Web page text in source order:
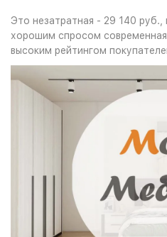
Это незатратная - 29 140
хорошим спросом
высоким рейтингом